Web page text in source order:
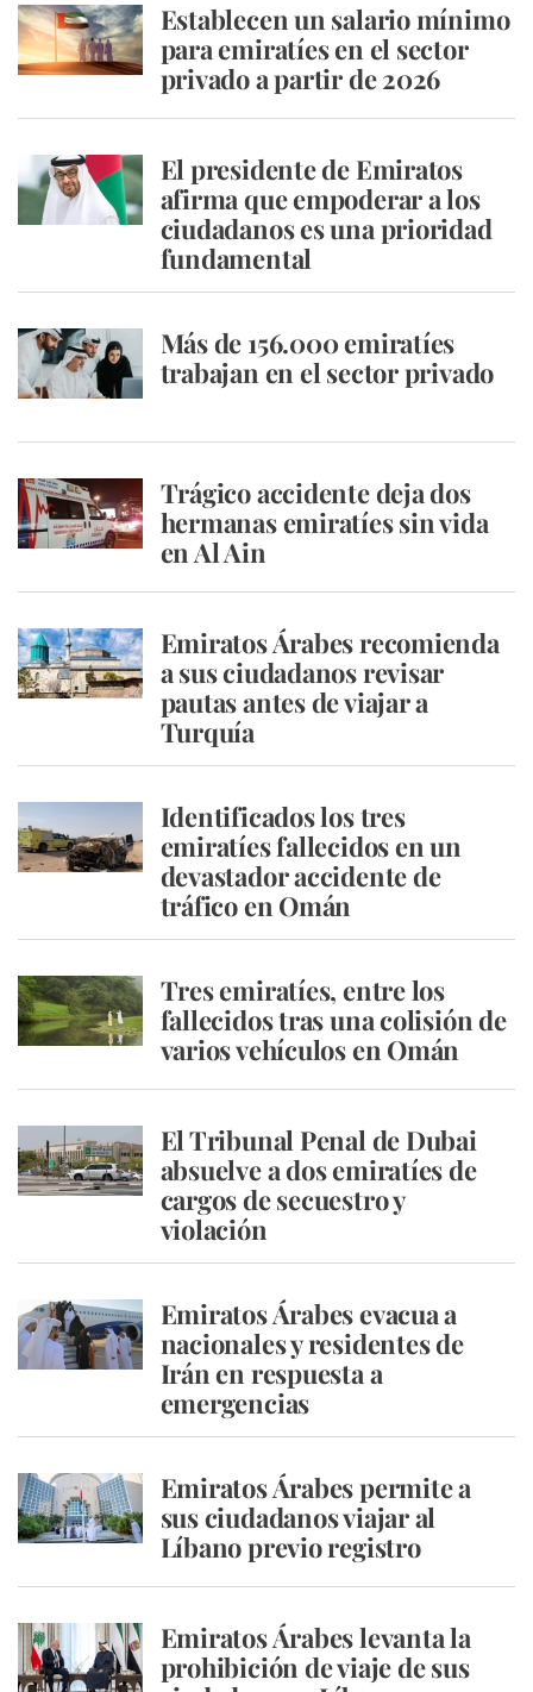
Establecen un salario mínimo
para emiratíes en el sector
privado a partir de 2026
El presidente de Emiratos
afirma que empoderar a los
ciudadanos es una prioridad
fundamental
Más de 156.000 emiratíes
trabajan en el sector privado
Trágico accidente deja dos
hermanas emiratíes sin vida
en Al Ain
Emiratos Árabes recomienda
a sus ciudadanos revisar
pautas antes de viajar a
Turquía
Identificados los tres
emiratíes fallecidos en un
devastador accidente de
tráfico en Omán
Tres emiratíes, entre los
fallecidos tras una colisión de
varios vehículos en Omán
El Tribunal Penal de Dubai
absuelve a dos emiratíes de
cargos de secuestro y
violación
Emiratos Árabes evacua a
nacionales y residentes de
Irán en respuesta a
emergencias
Emiratos Árabes permite a
sus ciudadanos viajar al
Líbano previo registro
Emiratos Árabes levanta la
prohibición de viaje de sus